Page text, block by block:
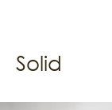
Solid